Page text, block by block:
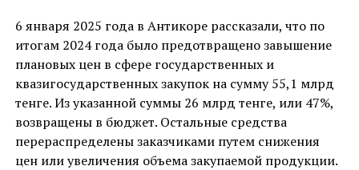
6 января 2025 года в Антикоре рассказали, что по
итогам 2024 года было предотвращено завышение
плановых цен в сфере государственных и
квазигосударственных закупок на сумму 55,1 млрд
тенге. Из указанной суммы 26 млрд тенге, или 47%,
возвращены в бюджет. Остальные средства
перераспределены заказчиками путем снижения
цен или увеличения объема закупаемой продукции.